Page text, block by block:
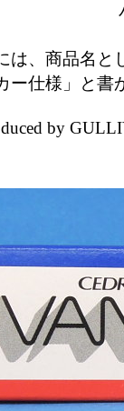
、商品名と
ー仕様」と書
by